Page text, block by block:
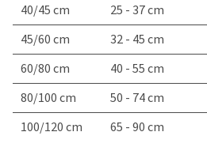
40/45 cm
25 - 37 cm
45/60 cm
32 - 45 cm
60/80 cm
40 - 55 cm
80/100 cm
50 - 74 cm
100/120 cm
65 - 90 cm